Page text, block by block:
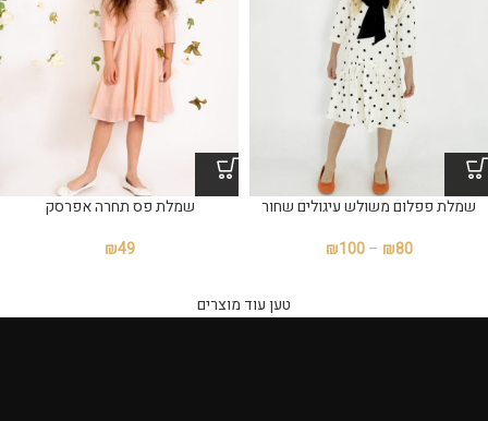
שמלת פפלום משולש עיגולים שחור
₪80
–
₪100
שמלת פס תחרה אפרסק
₪49
טען עוד מוצרים